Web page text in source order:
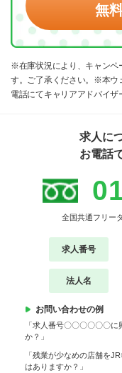
無
※在庫状況により、キャンペ
す。ご了承ください。※本ウ
電話にてキャリアアドバイザ
求人に
お電話
全国共通フリー
求人番号
法人名
お問い合わせの例
「求人番号〇〇〇〇〇〇
か？」
「残業が少なめの店舗を
はありますか？」